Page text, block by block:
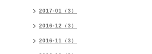
2017-01（3）
2016-12（3）
2016-11（3）